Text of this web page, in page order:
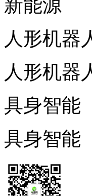
新能源
人形机器
人形机器
具身智能
具身智能